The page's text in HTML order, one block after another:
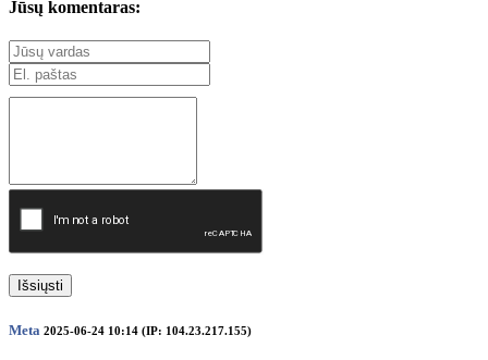
Jūsų komentaras:
Išsiųsti
Meta 2025-06-24 10:14 (IP: 104.23.217.155)